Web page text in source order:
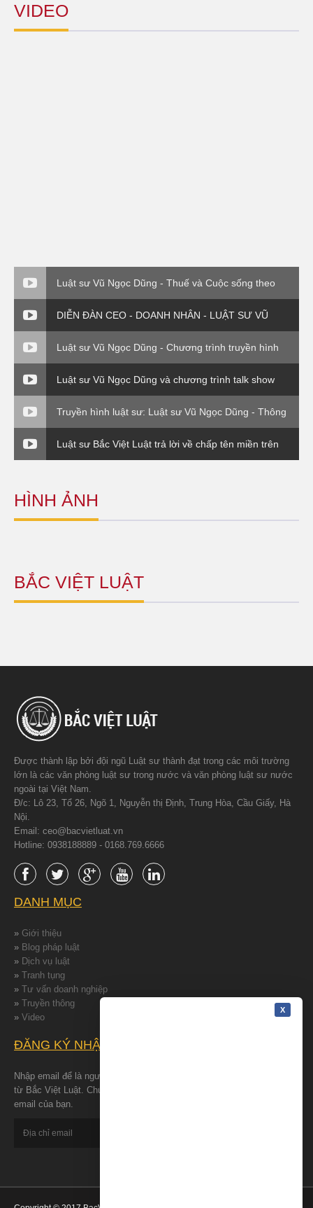
VIDEO
Luật sư Vũ Ngọc Dũng - Thuế và Cuộc sống theo
Thông tư 120 Bộ Tài Chính
DIỄN ĐÀN CEO - DOANH NHÂN - LUẬT SƯ VŨ
NGỌC DŨNG - PHẦN 4
Luật sư Vũ Ngọc Dũng - Chương trình truyền hình
Chuyển giá trong DN FDI - Luật sư và Doanh nghiệp
Luật sư Vũ Ngọc Dũng và chương trình talk show
Thuế và cuộc sống.
Truyền hình luật sư: Luật sư Vũ Ngọc Dũng - Thông
tư 176 Bộ Tài Chính
Luật sư Bắc Việt Luật trả lời về chấp tên miền trên
VTV1
HÌNH ẢNH
BẮC VIỆT LUẬT
Được thành lập bởi đội ngũ Luật sư thành đạt trong các môi trường
lớn là các văn phòng luật sư trong nước và văn phòng luật sư nước
ngoài tại Việt Nam.
Đ/c: Lô 23, Tổ 26, Ngõ 1, Nguyễn thị Định, Trung Hòa, Cầu Giấy, Hà
Nội.
Email: ceo@bacvietluat.vn
Hotline: 0938188889 - 0168.769.6666
DANH MỤC
» Giới thiệu
» Blog pháp luật
» Dịch vụ luật
» Tranh tụng
» Tư vấn doanh nghiệp
» Truyền thông
» Video
ĐĂNG KÝ NHẬN TIN
Nhập email để là người đâu tiên nhận được những tin tức mới nhất
từ Bắc Việt Luật. Chúng tôi cam kết bảo đảm quyền riêng tư cho
email của bạn.